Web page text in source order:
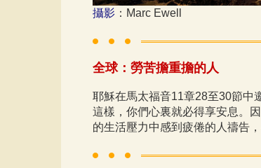
攝影 ：Marc Ewell
全球：勞苦擔重擔的人
耶穌在馬太福音11章28至30節中
這樣，你們心裏就必得享安息。
的生活壓力中感到疲倦的人禱告